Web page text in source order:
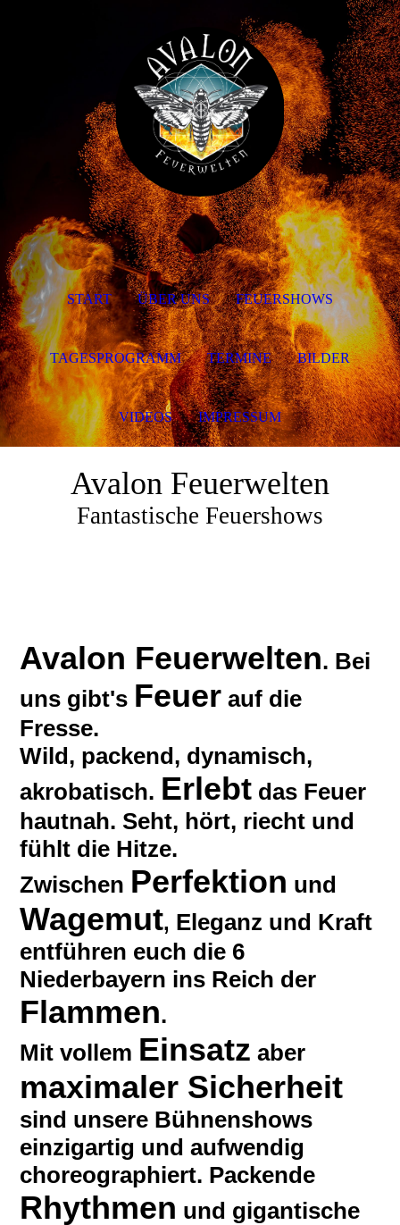
Avalon Feuerwelten
Fantastische Feuershows
Avalon Feuerwelten. Bei
uns gibt's Feuer auf die
Fresse.
Wild, packend, dynamisch,
akrobatisch. Erlebt das Feuer
hautnah. Seht, hört, riecht und
fühlt die Hitze.
Zwischen Perfektion und
Wagemut, Eleganz und Kraft
entführen euch die 6
Niederbayern ins Reich der
Flammen.
Mit vollem Einsatz aber
maximaler Sicherheit
sind unsere Bühnenshows
einzigartig und aufwendig
choreographiert. Packende
Rhythmen und gigantische
START ÜBER UNS FEUERSHOWS
TAGESPROGRAMM TERMINE BILDER
VIDEOS IMPRESSUM